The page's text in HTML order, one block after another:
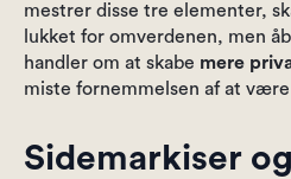
mestrer disse tre elementer,
lukket for omverdenen, men
handler om at skabe mere
miste fornemmelsen af at
Sidemarkiser